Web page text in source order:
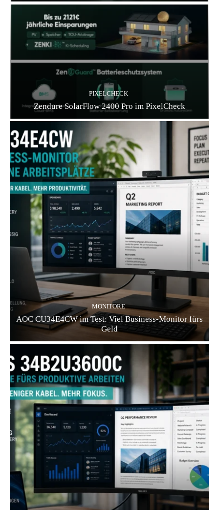
PIXELCHECK
Zendure SolarFlow 2400 Pro im PixelCheck
MONITORE
AOC CU34E4CW im Test: Viel Business-Monitor fürs
Geld